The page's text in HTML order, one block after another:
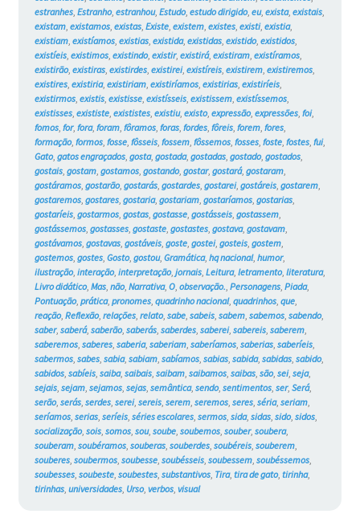
estranhes, Estranho, estranhou, Estudo, estudo dirigido, eu, exista, existais,
existam, existamos, existas, Existe, existem, existes, existi, existia,
existiam, existíamos, existias, existida, existidas, existido, existidos,
existíeis, existimos, existindo, existir, existirá, existiram, existíramos,
existirão, existiras, existirdes, existirei, existíreis, existirem, existiremos,
existires, existiria, existiriam, existiríamos, existirias, existiríeis,
existirmos, existis, existisse, existísseis, existissem, existíssemos,
existisses, exististe, exististes, existiu, existo, expressão, expressões, foi,
fomos, for, fora, foram, fôramos, foras, fordes, fôreis, forem, fores,
formação, formos, fosse, fôsseis, fossem, fôssemos, fosses, foste, fostes, fui,
Gato, gatos engraçados, gosta, gostada, gostadas, gostado, gostados,
gostais, gostam, gostamos, gostando, gostar, gostará, gostaram,
gostáramos, gostarão, gostarás, gostardes, gostarei, gostáreis, gostarem,
gostaremos, gostares, gostaria, gostariam, gostaríamos, gostarias,
gostaríeis, gostarmos, gostas, gostasse, gostásseis, gostassem,
gostássemos, gostasses, gostaste, gostastes, gostava, gostavam,
gostávamos, gostavas, gostáveis, goste, gostei, gosteis, gostem,
gostemos, gostes, Gosto, gostou, Gramática, hq nacional, humor,
ilustração, interação, interpretação, jornais, Leitura, letramento, literatura,
Livro didático, Mas, não, Narrativa, O, observação. Personagens, Piada,
Pontuação, prática, pronomes, quadrinho nacional, quadrinhos, que,
reação, Reflexão, relações, relato, sabe, sabeis, sabem, sabemos, sabendo,
saber, saberá, saberão, saberás, saberdes, saberei, sabereis, saberem,
saberemos, saberes, saberia, saberiam, saberíamos, saberias, saberíeis,
sabermos, sabes, sabia, sabiam, sabíamos, sabias, sabida, sabidas, sabido,
sabidos, sabíeis, saiba, saibais, saibam, saibamos, saibas, são, sei, seja,
sejais, sejam, sejamos, sejas, semântica, sendo, sentimentos, ser, Será,
serão, serás, serdes, serei, sereis, serem, seremos, seres, séria, seriam,
seríamos, serias, seríeis, séries escolares, sermos, sida, sidas, sido, sidos,
socialização, sois, somos, sou, soube, soubemos, souber, soubera,
souberam, soubéramos, souberas, souberdes, soubéreis, souberem,
souberes, soubermos, soubesse, soubésseis, soubessem, soubéssemos,
soubesses, soubeste, soubestes, substantivos, Tira, tira de gato, tirinha,
tirinhas, universidades, Urso, verbos, visual